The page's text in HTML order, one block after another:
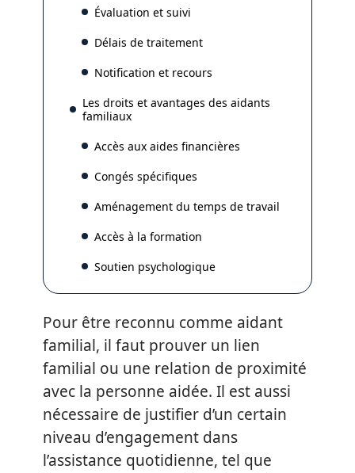
Évaluation et suivi
Délais de traitement
Notification et recours
Les droits et avantages des aidants
familiaux
Accès aux aides financières
Congés spécifiques
Aménagement du temps de travail
Accès à la formation
Soutien psychologique
Pour être reconnu comme aidant
familial, il faut prouver un lien
familial ou une relation de proximité
avec la personne aidée. Il est aussi
nécessaire de justifier d’un certain
niveau d’engagement dans
l’assistance quotidienne, tel que